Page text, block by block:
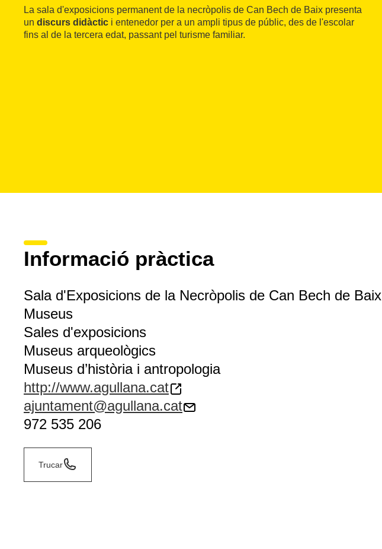
La sala d'exposicions permanent de la necròpolis de Can Bech de Baix presenta
un discurs didàctic i entenedor per a un ampli tipus de públic, des de l'escolar
fins al de la tercera edat, passant pel turisme familiar.
Informació pràctica
Sala d'Exposicions de la Necròpolis de Can Bech de Baix
Museus
Sales d'exposicions
Museus arqueològics
Museus d’història i antropologia
http://www.agullana.cat
ajuntament@agullana.cat
972 535 206
Trucar